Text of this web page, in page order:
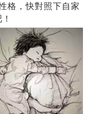
格，快對照下自家